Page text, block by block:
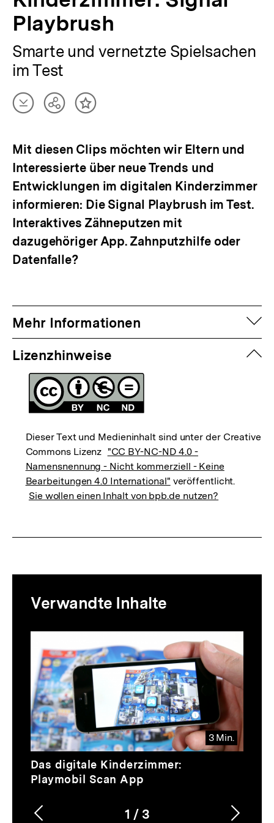
Playbrush
Smarte und vernetzte Spielsachen
im Test
Artikel
herunterladen
TeilenInhalt
Mit diesen Clips möchten wir Eltern und
Interessierte über neue Trends und
Entwicklungen im digitalen Kinderzimmer
informieren: Die Signal Playbrush im Test.
Interaktives Zähneputzen mit
dazugehöriger App. Zahnputzhilfe oder
Datenfalle?
Mehr Informationen
Lizenzhinweise
Dieser Text und Medieninhalt sind unter der Creative
Commons Lizenz "CC BY-NC-ND 4.0 -
Namensnennung - Nicht kommerziell - Keine
Bearbeitungen 4.0 International" veröffentlicht.
Sie wollen einen Inhalt von bpb.de nutzen?
zur
Thematik
Verwandte Inhalte
überspringen
3 Min.
Video
Dauer
3
Min.
Das digitale Kinderzimmer:
Playmobil Scan App
1 / 3